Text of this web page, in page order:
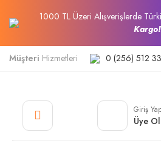
1000 TL Üzeri Alışverişlerde
Kargo!
Müşteri Hizmetleri 0 (256) 512
Giriş
Üye Ol